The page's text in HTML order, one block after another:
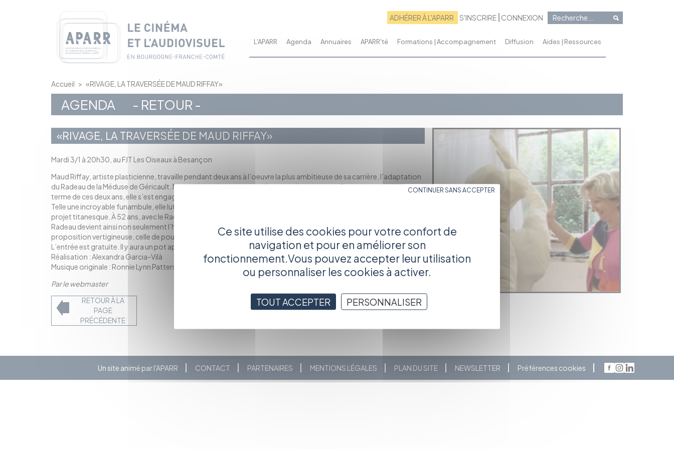
ADHÉRER À L'APARR S'INSCRIRE CONNEXION
L'APARR Agenda Annuaires APARR'té Formations | Accompagnement Diffusion Aides | Ressources
Accueil > «RIVAGE, LA TRAVERSÉE DE MAUD RIFFAY»
AGENDA - RETOUR -
«RIVAGE, LA TRAVERSÉE DE MAUD RIFFAY»
Mardi 3/1 à 20h30, au FJT Les Oiseaux à Besançon
Maud Riffay, artiste plasticienne, travaille pendant deux ans à l’oeuvre la plus ambitieuse de sa carrière, l’adaptation
du Radeau de la Méduse de Géricault. Maud décide de se vouer entièrement à son oeuvre. Sa seule certitude, au
terme de ces deux ans, elle s’est engagée à exposer à la Biennale des Arts Plastiques de Franche-Comté de 2009.
Telle une incroyable funambule, elle lutte patiemment, obstinément, parfois douloureusement pour réaliser un
projet titanesque. À 52 ans, avec le Radeau, c’est sa vie passée et future que Maud met en balance. La fabrication du
Radeau devient ainsi non seulement l’histoire courageuse d’une artiste au sommet de son art, mais aussi une
proposition vertigineuse, celle de pouvoir changer son sort.
L’entrée est gratuite. Il y aura un pot après la projection.
Réalisation : Alexandra Garcia-Vilà
Musique originale : Ronnie Lynn Patterson
Par le webmaster
RETOUR À LA
PAGE
PRÉCÉDENTE
Un site animé par l'APARR CONTACT PARTENAIRES MENTIONS LÉGALES PLAN DU SITE NEWSLETTER Préférences cookies
Ce site utilise des cookies pour votre confort de
navigation et pour en améliorer son
fonctionnement.Vous pouvez accepter leur utilisation
ou personnaliser les cookies à activer.
TOUT ACCEPTER
CONTINUER SANS ACCEPTER
PERSONNALISER